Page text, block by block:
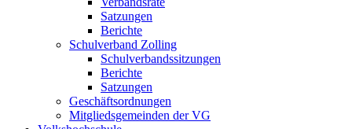
Satzungen
Berichte
Schulverband Zolling
Schulverbandssitzungen
Berichte
Satzungen
Geschäftsordnungen
Mitgliedsgemeinden der VG